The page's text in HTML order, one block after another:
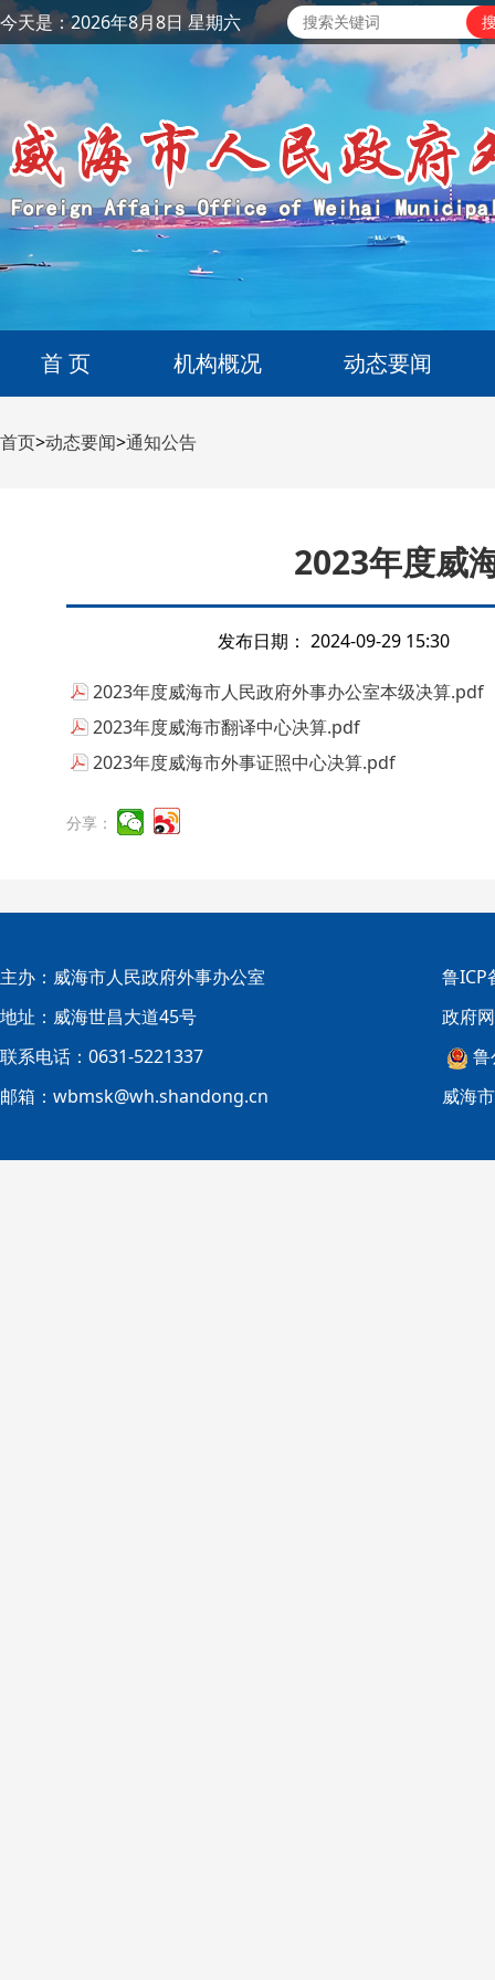
今天是：2026年8月8日 星期六
首 页 机构概况 动态要闻
首页>动态要闻>通知公告
2023年度威
发布日期： 2024-09-29 15:30
2023年度威海市人民政府外事办公室本级决算.pdf
2023年度威海市翻译中心决算.pdf
2023年度威海市外事证照中心决算.pdf
分享：
主办：威海市人民政府外事办公室
地址：威海世昌大道45号
联系电话：0631-5221337
邮箱：wbmsk@wh.shandong.cn
鲁ICP
政府
鲁
威海